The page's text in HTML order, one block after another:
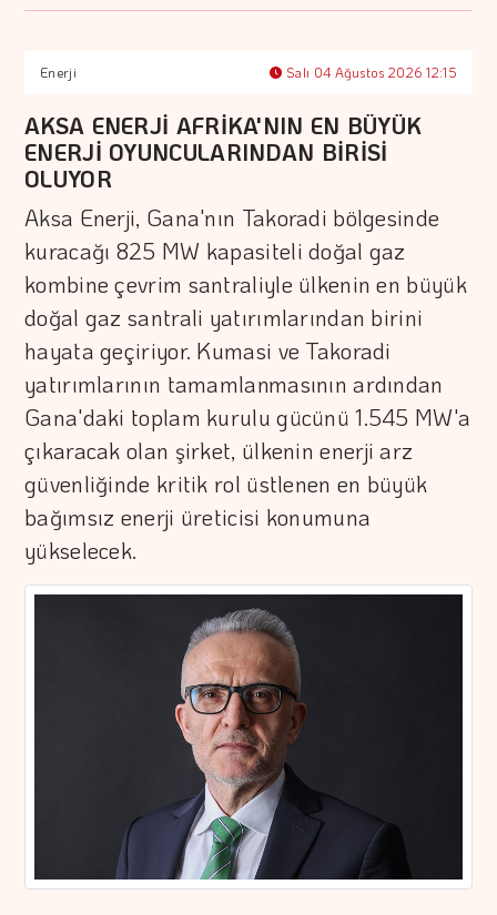
Enerji Salı 04 Ağustos 2026 12:15
AKSA ENERJİ AFRİKA'NIN EN BÜYÜK
ENERJİ OYUNCULARINDAN BİRİSİ
OLUYOR
Aksa Enerji, Gana'nın Takoradi bölgesinde
kuracağı 825 MW kapasiteli doğal gaz
kombine çevrim santraliyle ülkenin en büyük
doğal gaz santrali yatırımlarından birini
hayata geçiriyor. Kumasi ve Takoradi
yatırımlarının tamamlanmasının ardından
Gana'daki toplam kurulu gücünü 1.545 MW'a
çıkaracak olan şirket, ülkenin enerji arz
güvenliğinde kritik rol üstlenen en büyük
bağımsız enerji üreticisi konumuna
yükselecek.